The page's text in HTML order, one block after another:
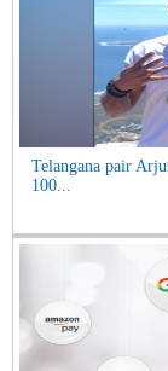
Telangana pair
100...